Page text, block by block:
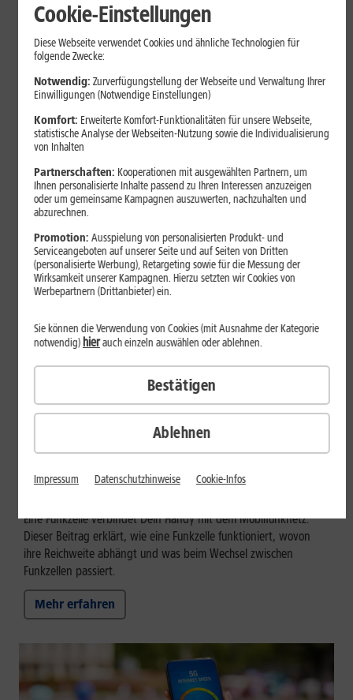
Datenvolumen sparen: Praktische
Tipps für Dein Smartphone
Videos, Social Media, Cloud-Backups und App-Updates können
Dein mobiles Datenvolumen schnell belasten. Mit einigen
Verbrauch begrenzen.
Mehr erfahren
Wie funktioniert eine Funkzelle im
Mobilfunk?
Eine Funkzelle verbindet Dein Handy mit dem Mobilfunknetz.
Dieser Beitrag erklärt, wie eine Funkzelle funktioniert, wovon
ihre Reichweite abhängt und was beim Wechsel zwischen
Funkzellen passiert.
Mehr erfahren
Cookie-Einstellungen
Diese Webseite verwendet Cookies und ähnliche Technologien für
folgende Zwecke:
Notwendig: Zurverfügungstellung der Webseite und Verwaltung Ihrer
Einwilligungen (Notwendige Einstellungen)
Komfort: Erweiterte Komfort-Funktionalitäten für unsere Webseite,
statistische Analyse der Webseiten-Nutzung sowie die Individualisierung
von Inhalten
Partnerschaften: Kooperationen mit ausgewählten Partnern, um
Ihnen personalisierte Inhalte passend zu Ihren Interessen anzuzeigen
oder um gemeinsame Kampagnen auszuwerten, nachzuhalten und
abzurechnen.
Promotion: Ausspielung von personalisierten Produkt- und
Serviceangeboten auf unserer Seite und auf Seiten von Dritten
(personalisierte Werbung), Retargeting sowie für die Messung der
Wirksamkeit unserer Kampagnen. Hierzu setzten wir Cookies von
Werbepartnern (Drittanbieter) ein.
Ablehnen
Sie können die Verwendung von Cookies (mit Ausnahme der Kategorie
notwendig) hierauch einzeln auswählen oder ablehnen.
Bestätigen
Impressum Datenschutzhinweise Cookie-Infos